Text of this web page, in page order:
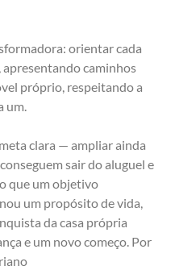
orientar cada
caminhos
próprio, respeitando a
um.
clara — ampliar ainda
sair do aluguel e
que um objetivo
um propósito de vida,
da casa própria
e um novo começo. Por